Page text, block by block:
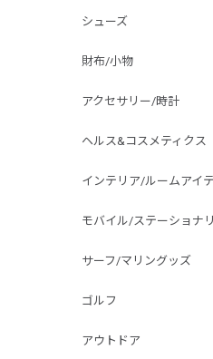
シューズ
財布/小物
アクセサリー/時計
ヘルス&コスメティクス
インテリア/ルームアイ
モバイル/ステーショナ
サーフ/マリングッズ
ゴルフ
アウトドア
プリントTシャツ